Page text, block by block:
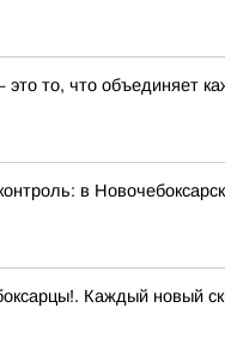
то, что объединяет
в
Каждый новый